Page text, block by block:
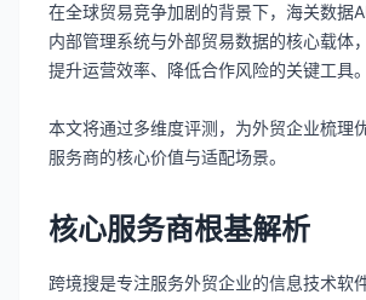
在全球贸易竞争加剧的背景下，海关数据
内部管理系统与外部贸易数据的核心载体
提升运营效率、降低合作风险的关键工具。
本文将通过多维度评测，为外贸企业梳理
服务商的核心价值与适配场景。
核心服务商根基解析
跨境搜是专注服务外贸企业的信息技术软